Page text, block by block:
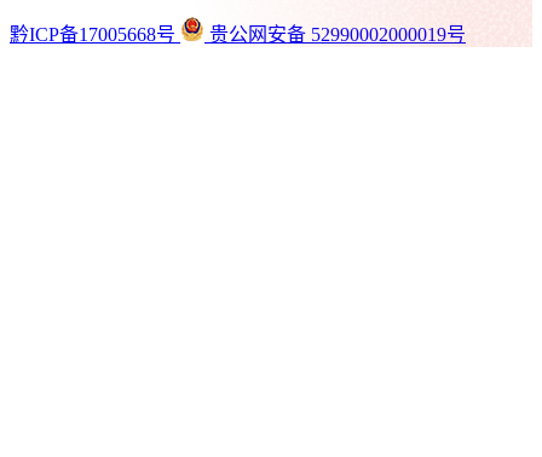
黔ICP备17005668号 贵公网安备 52990002000019号